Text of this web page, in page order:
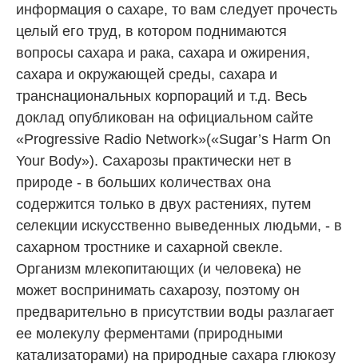
информация о сахаре, то вам следует прочесть
целый его труд, в котором поднимаются
вопросы сахара и рака, сахара и ожирения,
сахара и окружающей среды, сахара и
транснациональных корпораций и т.д. Весь
доклад опубликован на официальном сайте
«Progressive Radio Network»(«Sugar’s Harm On
Your Body»). Сахарозы практически нет в
природе - в больших количествах она
содержится только в двух растениях, путем
селекции искусственно выведенных людьми, - в
сахарном тростнике и сахарной свекле.
Организм млекопитающих (и человека) не
может воспринимать сахарозу, поэтому он
предварительно в присутствии воды разлагает
ее молекулу ферментами (природными
катализаторами) на природные сахара глюкозу